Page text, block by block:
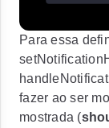
Para essa
fazer ao ser
mostrada (